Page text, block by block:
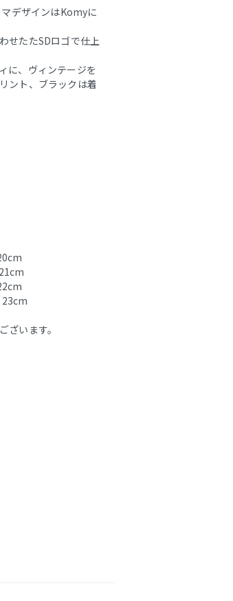
デザインはKomyに
せたたSDロゴで仕上
に、ヴィンテージを
ント、ブラックは着
います。